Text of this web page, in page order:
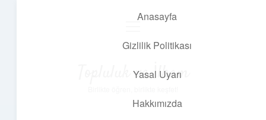
Anasayfa
Gizlilik Politikası
Yasal Uyarı
Hakkımızda
Topluluk ve İlham